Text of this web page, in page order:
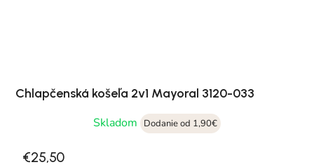
Chlapčenská košeľa 2v1 Mayoral 3120-033
Skladom
Dodanie od 1,90€
€25,50